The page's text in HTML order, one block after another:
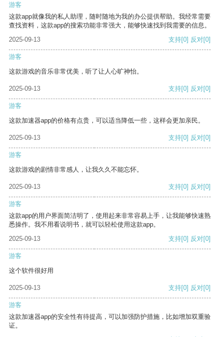
游客
这款app就像我的私人助理，随时随地为我的办公提供帮助。我经常需要
查找资料，这款app的搜索功能非常强大，能够快速找到我需要的信息。
2025-09-13
支持[0] 反对[0]
游客
这款游戏的音乐非常优美，听了让人心旷神怡。
2025-09-13 支持[0] 反对[0]
游客
这款加速器app的价格有点贵，可以适当降低一些，这样会更加亲民。
2025-09-13 支持[0] 反对[0]
游客
这款游戏的剧情非常感人，让我久久不能忘怀。
2025-09-13 支持[0] 反对[0]
游客
这款app的用户界面简洁明了，使用起来非常容易上手，让我能够快速熟
悉操作。我不用看说明书，就可以轻松使用这款app。
2025-09-13
支持[0] 反对[0]
游客
这个软件很好用
2025-09-13 支持[0] 反对[0]
游客
这款加速器app的安全性有待提高，可以加强防护措施，比如增加双重验
证。